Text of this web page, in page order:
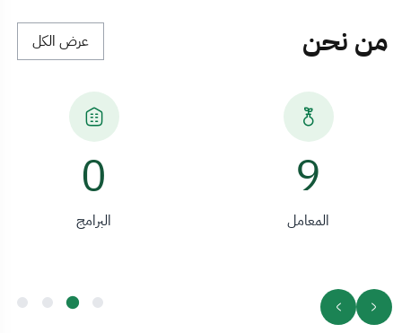
من نحن عرض الكل
9
المعامل
0
البرامج